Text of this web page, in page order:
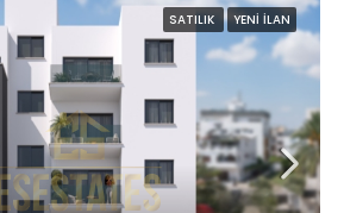
SATILIK YENI İLAN